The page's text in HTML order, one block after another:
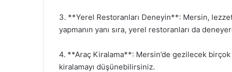
3. **Yerel Restoranları Deneyin**: Mersin,
yapmanın yanı sıra, yerel restoranları da
4. **Araç Kiralama**: Mersin’de gezilecek
kiralamayı düşünebilirsiniz.